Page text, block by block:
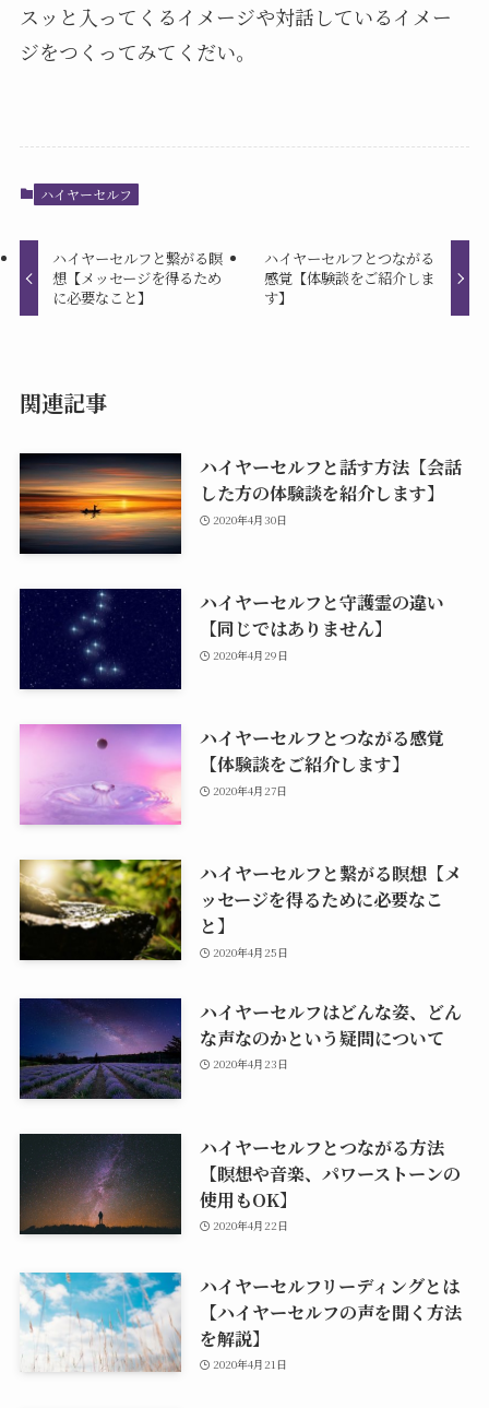
スッと入ってくるイメージや対話しているイメー
ジをつくってみてくだい。
ハイヤーセルフ
ハイヤーセルフと繋がる瞑
想【メッセージを得るため
に必要なこと】
ハイヤーセルフとつながる
感覚【体験談をご紹介しま
す】
関連記事
ハイヤーセルフと話す方法【会話
した方の体験談を紹介します】
2020年4月30日
ハイヤーセルフと守護霊の違い
【同じではありません】
2020年4月29日
ハイヤーセルフとつながる感覚
【体験談をご紹介します】
2020年4月27日
ハイヤーセルフと繋がる瞑想【メ
ッセージを得るために必要なこ
と】
2020年4月25日
ハイヤーセルフはどんな姿、どん
な声なのかという疑問について
2020年4月23日
ハイヤーセルフとつながる方法
【瞑想や音楽、パワーストーンの
使用もOK】
2020年4月22日
ハイヤーセルフリーディングとは
【ハイヤーセルフの声を聞く方法
を解説】
2020年4月21日